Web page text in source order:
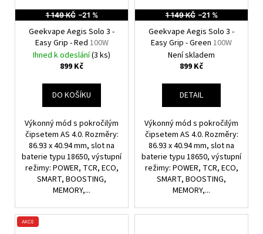
1 149 KČ –21 %
Geekvape Aegis Solo 3 -
Easy Grip - Red 100W
Ihned k odeslání(3 ks)
899 Kč
DO KOŠÍKU
Výkonný mód s pokročilým
čipsetem AS 4.0. Rozměry:
86.93 x 40.94 mm, slot na
baterie typu 18650, výstupní
režimy: POWER, TCR, ECO,
SMART, BOOSTING,
MEMORY,...
1 149 KČ –21 %
Geekvape Aegis Solo 3 -
Easy Grip - Green 100W
Není skladem
899 Kč
DETAIL
Výkonný mód s pokročilým
čipsetem AS 4.0. Rozměry:
86.93 x 40.94 mm, slot na
baterie typu 18650, výstupní
režimy: POWER, TCR, ECO,
SMART, BOOSTING,
MEMORY,...
AKCE